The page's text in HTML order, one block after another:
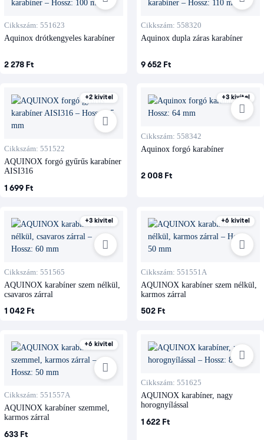
Cikkszám: 551623
Aquinox drótkengyeles karabíner
2 278 Ft
Cikkszám: 558320
Aquinox dupla záras karabíner
9 652 Ft
+2 kivitel
Cikkszám: 551522
AQUINOX forgó gyűrűs karabíner
AISI316
1 699 Ft
+3 kivitel
Cikkszám: 558342
Aquinox forgó karabíner
2 008 Ft
+3 kivitel
Cikkszám: 551565
AQUINOX karabíner szem nélkül,
csavaros zárral
1 042 Ft
+6 kivitel
Cikkszám: 551551A
AQUINOX karabíner szem nélkül,
karmos zárral
502 Ft
+6 kivitel
Cikkszám: 551557A
AQUINOX karabíner szemmel,
karmos zárral
633 Ft
Cikkszám: 551625
AQUINOX karabíner, nagy
horognyílással
1 622 Ft